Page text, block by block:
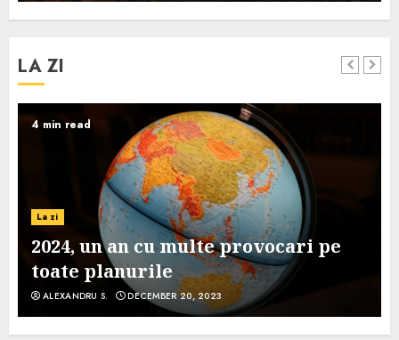
LA ZI
4 min read
La zi
2024, un an cu multe provocari pe
toate planurile
ALEXANDRU S. DECEMBER 20, 2023